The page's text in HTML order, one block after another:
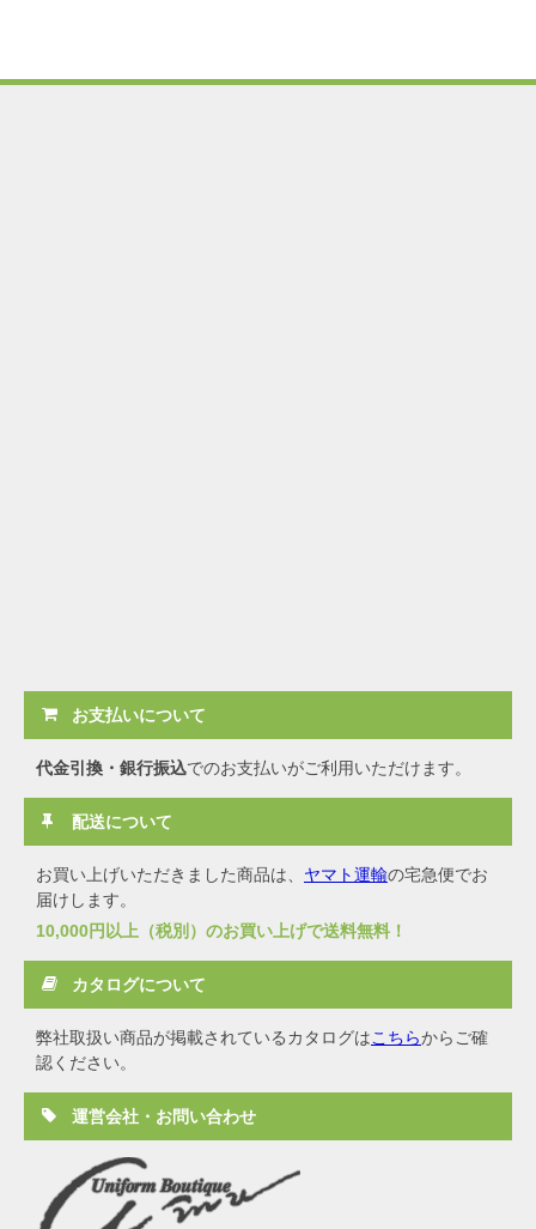
お支払いについて
代金引換・銀行振込でのお支払いがご利用いただけます。
配送について
お買い上げいただきました商品は、 ヤマト運輸の宅急便でお
届けします。
10,000円以上（税別）のお買い上げで送料無料！
カタログについて
弊社取扱い商品が掲載されているカタログはこちらからご確
認ください。
運営会社・お問い合わせ